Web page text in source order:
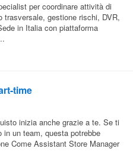
per coordinare attività di
gestione rischi, DVR,
in Italia con piattaforma
time
inizia anche grazie a te. Se ti
un team, questa potrebbe
Come Assistant Store Manager